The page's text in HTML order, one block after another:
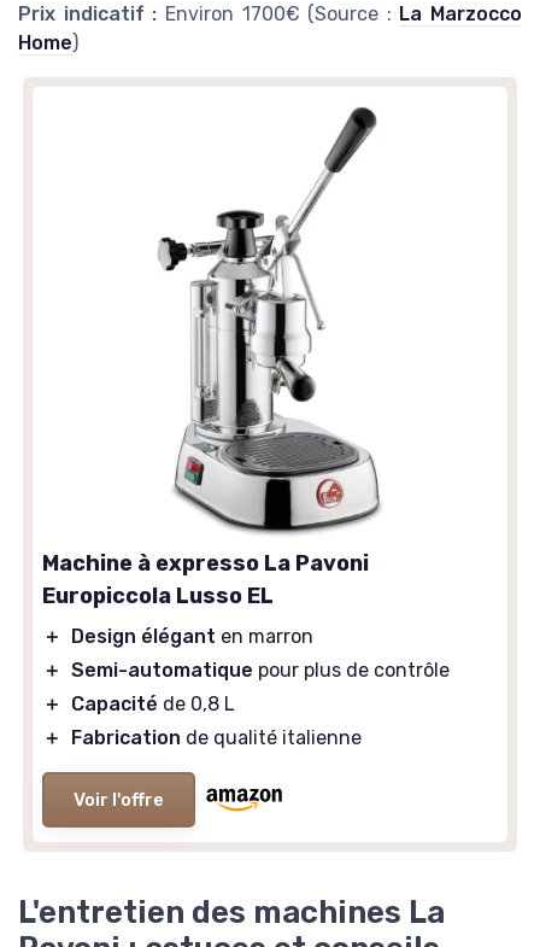
Prix indicatif : Environ 1700€ (Source : La Marzocco
Home)
Machine à expresso La Pavoni
Europiccola Lusso EL
＋ Design élégant en marron
＋ Semi-automatique pour plus de contrôle
＋
Capacité de 0,8 L
＋
Fabrication de qualité italienne
Voir l'offre
L'entretien des machines La